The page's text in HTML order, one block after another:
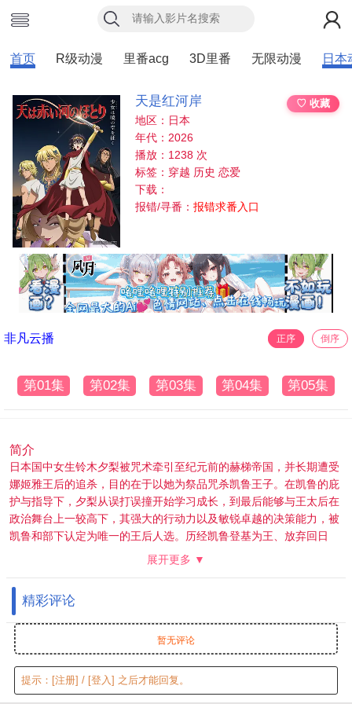
首页 R级动漫 里番acg 3D里番 无限动漫 日本
天是红河岸
♡ 收藏
地区：日本
年代：2026
播放：1238 次
标签：穿越 历史 恋爱
下载：
报错/寻番：报错求番入口
非凡云播 正序 倒序
第01集 第02集 第03集 第04集 第05集
简介
日本国中女生铃木夕梨被咒术牵引至纪元前的赫梯帝国，并长期遭受
娜姬雅王后的追杀，目的在于以她为祭品咒杀凯鲁王子。在凯鲁的庇
护与指导下，夕梨从误打误撞开始学习成长，到最后能够与王太后在
政治舞台上一较高下，其强大的行动力以及敏锐卓越的决策能力，被
凯鲁和部下认定为唯一的王后人选。历经凯鲁登基为王、放弃回日
本、多次被掳、流产以及政治斗争之后，娜姬雅终于自王宫中被排
世。
展开更多 ▼
精彩评论
暂无评论
提示： [注册] / [登入] 之后才能回复。